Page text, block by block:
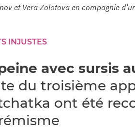
et Vera Zolotova en compagnie
INJUSTES
avec sursis
du troisième
ont été